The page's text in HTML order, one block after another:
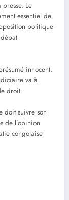
Le
essentiel de
politique
innocent.
va à
droit.
doit suivre son
de l’opinion
congolaise